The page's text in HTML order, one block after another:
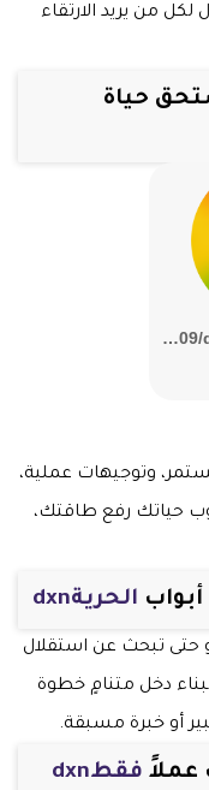
من يريد الارتقاء
حياة
وتوجيهات عملية،
حياتك رفع طاقتك،
الحريةdxn
حتى تبحث عن استقلال
دخل متنامٍ خطوة
أو خبرة مسبقة.
عملاً فقطdxn